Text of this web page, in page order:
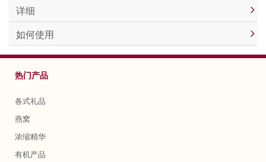
详细
如何使用
热门产品
各式礼品
燕窝
浓缩精华
有机产品